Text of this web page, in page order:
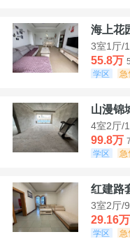
海上花
3室1厅/
55.8万
学区
急
山漫锦
4室2厅/
99.8万
学区
急
红建路
3室2厅/
29.16万
学区
急